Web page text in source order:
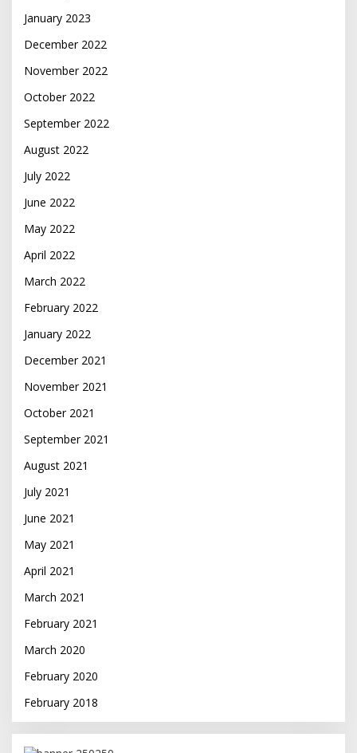
January 2023
December 2022
November 2022
October 2022
September 2022
August 2022
July 2022
June 2022
May 2022
April 2022
March 2022
February 2022
January 2022
December 2021
November 2021
October 2021
September 2021
August 2021
July 2021
June 2021
May 2021
April 2021
March 2021
February 2021
March 2020
February 2020
February 2018